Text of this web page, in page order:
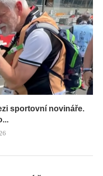
sportovní novináře.